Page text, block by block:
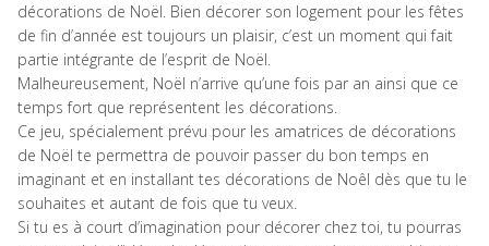
décorations de Noël. Bien décorer son logement pour les fêtes
de fin d’année est toujours un plaisir, c’est un moment qui fait
partie intégrante de l’esprit de Noël.
Malheureusement, Noël n’arrive qu’une fois par an ainsi que ce
temps fort que représentent les décorations.
Ce jeu, spécialement prévu pour les amatrices de décorations
de Noël te permettra de pouvoir passer du bon temps en
imaginant et en installant tes décorations de Noêl dès que tu le
souhaites et autant de fois que tu veux.
Si tu es à court d’imagination pour décorer chez toi, tu pourras